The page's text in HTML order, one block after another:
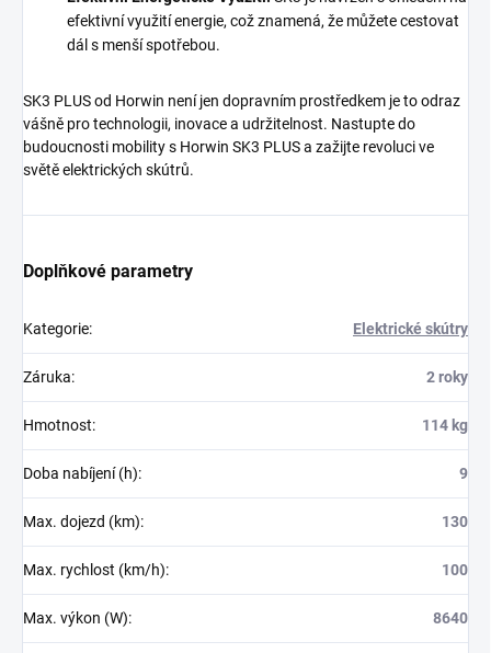
efektivní využití energie, což znamená, že můžete cestovat
dál s menší spotřebou.
SK3 PLUS od Horwin není jen dopravním prostředkem je to odraz
vášně pro technologii, inovace a udržitelnost. Nastupte do
budoucnosti mobility s Horwin SK3 PLUS a zažijte revoluci ve
světě elektrických skútrů.
Doplňkové parametry
Kategorie: Elektrické skútry
Záruka: 2 roky
Hmotnost: 114 kg
Doba nabíjení (h): 9
Max. dojezd (km): 130
Max. rychlost (km/h): 100
Max. výkon (W): 8640